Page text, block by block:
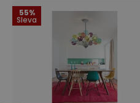
55%
Sleva